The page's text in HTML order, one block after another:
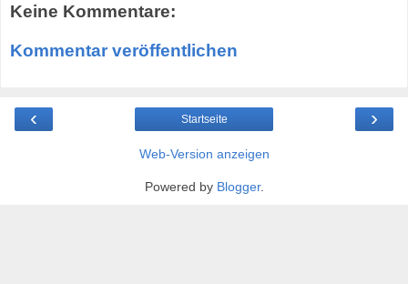
Keine Kommentare:
Kommentar veröffentlichen
‹ ›
Startseite
Web-Version anzeigen
Powered by Blogger.